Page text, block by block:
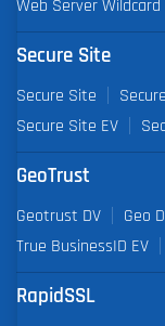
Web Server Wildcard
Secure Site
Secure Site
Secure Site EV
GeoTrust
Geotrust DV Geo
True BusinessID EV
RapidSSL